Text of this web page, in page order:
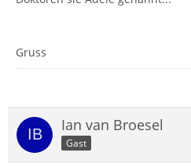
Gruss
Ian van Broesel
Gast